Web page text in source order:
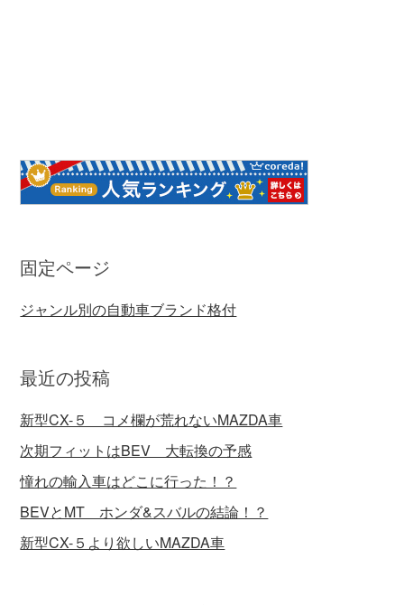
固定ページ
ジャンル別の自動車ブランド格付
最近の投稿
新型CX-５ コメ欄が荒れないMAZDA車
次期フィットはBEV 大転換の予感
憧れの輸入車はどこに行った！？
BEVとMT ホンダ&スバルの結論！？
新型CX-５より欲しいMAZDA車